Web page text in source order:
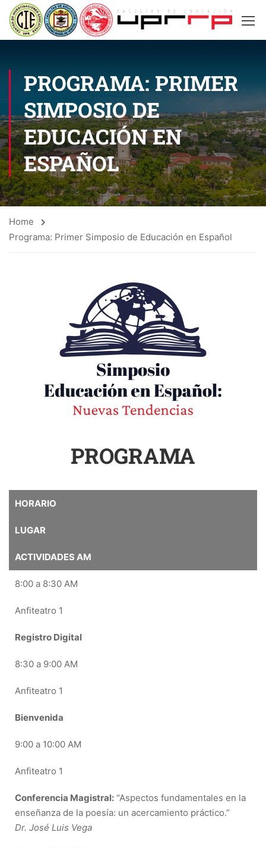
PROGRAMA: PRIMER
SIMPOSIO DE
EDUCACIÓN EN
ESPAÑOL
Home
Programa: Primer Simposio de Educación en Español
PROGRAMA
HORARIO
LUGAR
ACTIVIDADES AM
8:00 a 8:30 AM
Anfiteatro 1
Registro Digital
8:30 a 9:00 AM
Anfiteatro 1
Bienvenida
9:00 a 10:00 AM
Anfiteatro 1
Conferencia Magistral: “Aspectos fundamentales en la
enseñanza de la poesía: un acercamiento práctico.”
Dr. José Luis Vega